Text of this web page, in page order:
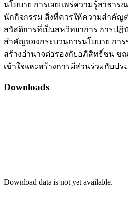
นโยบาย การเผยแพร่ความรู้สาธา
นักกิจกรรม สิ่งที่ควรให้ความสำคัญ
สวัสดิการที่เป็นสหวิทยาการ การปฏิ
สำคัญของกระบวนการนโยบาย การ
สร้างอำนาจต่อรองกับอภิสิทธิ์ชน ขณ
เข้าใจและสร้างการมีส่วนร่วมกับปร
Downloads
Download data is not yet available.